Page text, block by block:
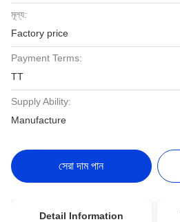
মূল্য:
Factory price
Payment Terms:
TT
Supply Ability:
Manufacture
সেরা দাম পান
Detail Information